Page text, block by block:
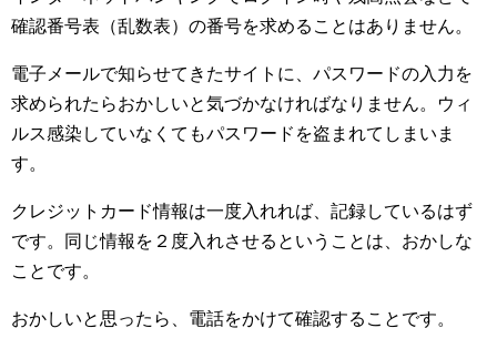
確認番号表（乱数表）の番号を求めることはありません。
電子メールで知らせてきたサイトに、パスワードの入力を
求められたらおかしいと気づかなければなりません。ウィ
ルス感染していなくてもパスワードを盗まれてしまいま
す。
クレジットカード情報は一度入れれば、記録しているはず
です。同じ情報を２度入れさせるということは、おかしな
ことです。
おかしいと思ったら、電話をかけて確認することです。